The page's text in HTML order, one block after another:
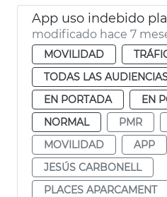
modificado hace 7
MOVILIDAD
TODAS LAS
EN PORTADA
EN
NORMAL
PMR
MOVILIDAD
APP
JESÚS CARBONELL
PLACES APARCAMENT